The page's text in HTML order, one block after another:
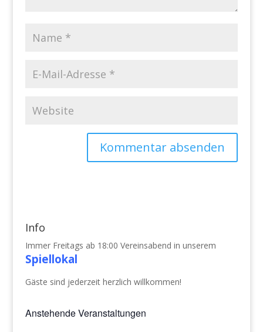
Info
Immer Freitags ab 18:00 Vereinsabend in unserem
Spiellokal
Gäste sind jederzeit herzlich willkommen!
Anstehende Veranstaltungen